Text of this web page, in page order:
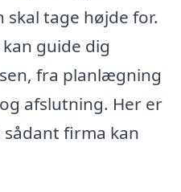
skal tage højde for.
guide dig
fra planlægning
afslutning. Her er
sådant firma kan